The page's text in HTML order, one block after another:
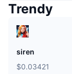
Trendy
siren
$0.03421